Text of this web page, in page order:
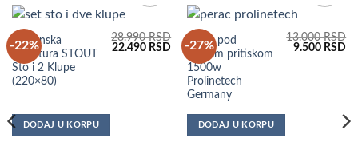
-22%
Dodaj u
Baštenska
Garnitura STOUT
Sto i 2 Klupe
(220×80)
28.990RSD
Originalna
22.490 RSD Trenutna
cena
22.490 RSD.
DODAJ U KORPU
-27%
Perac pod
visokim pritiskom
1500w
Prolinetech
Germany
13.000RSD
Originalna
9.500 RSD
DODAJ U KORPU